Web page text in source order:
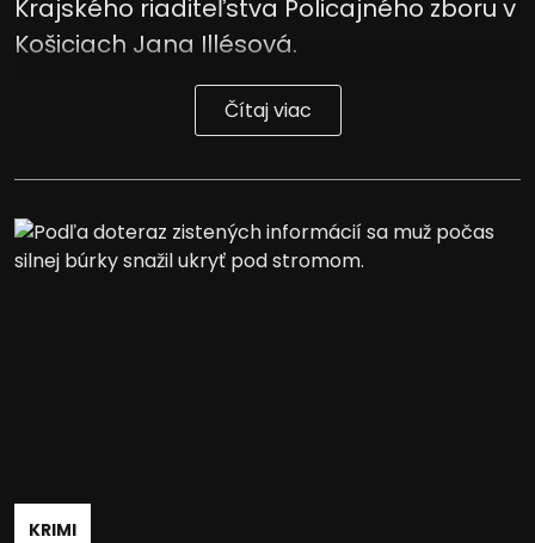
Krajského riaditeľstva Policajného zboru v
Košiciach Jana Illésová.
Čítaj viac
KRIMI